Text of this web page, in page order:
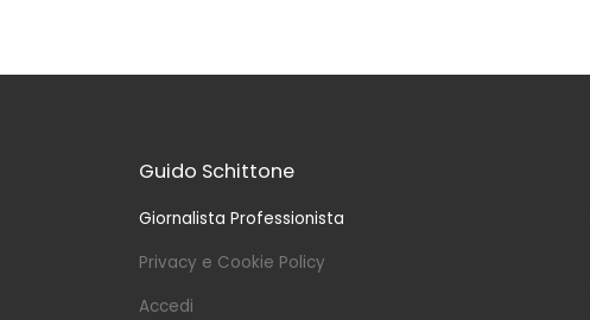
Guido Schittone
Giornalista Professionista
Privacy e Cookie Policy
Accedi